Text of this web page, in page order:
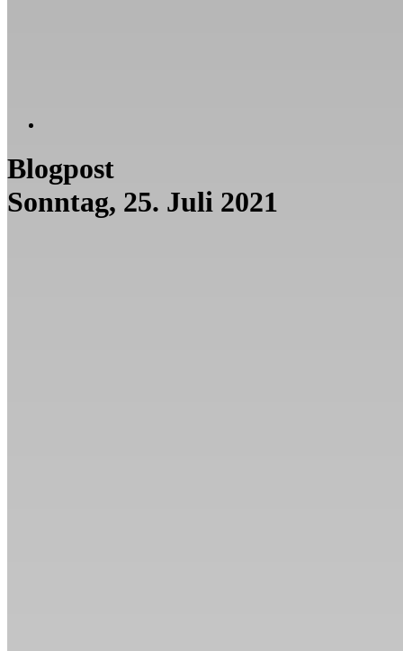
Blogpost
Sonntag, 25. Juli 2021